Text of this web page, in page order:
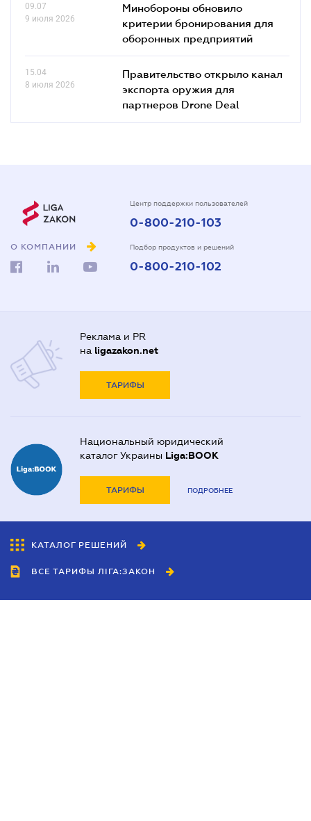
09.07
9 июля 2026
Минобороны обновило
критерии бронирования для
оборонных предприятий
15.04
8 июля 2026
Правительство открыло канал
экспорта оружия для
партнеров Drone Deal
О КОМПАНИИ
Центр поддержки пользователей
0-800-210-103
Подбор продуктов и решений
0-800-210-102
Реклама и PR
на ligazakon.net
ТАРИФЫ
Национальный юридический
каталог Украины Liga:BOOK
ТАРИФЫ ПОДРОБНЕЕ
КАТАЛОГ РЕШЕНИЙ
ВСЕ ТАРИФЫ ЛІГА:ЗАКОН